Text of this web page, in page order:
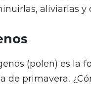
aliviarlas y
(polen) es la
de primavera.